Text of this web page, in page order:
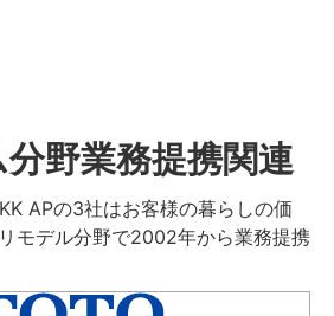
野業務提携関連
APの3社はお客様の暮らしの価
モデル分野で2002年から業務提携